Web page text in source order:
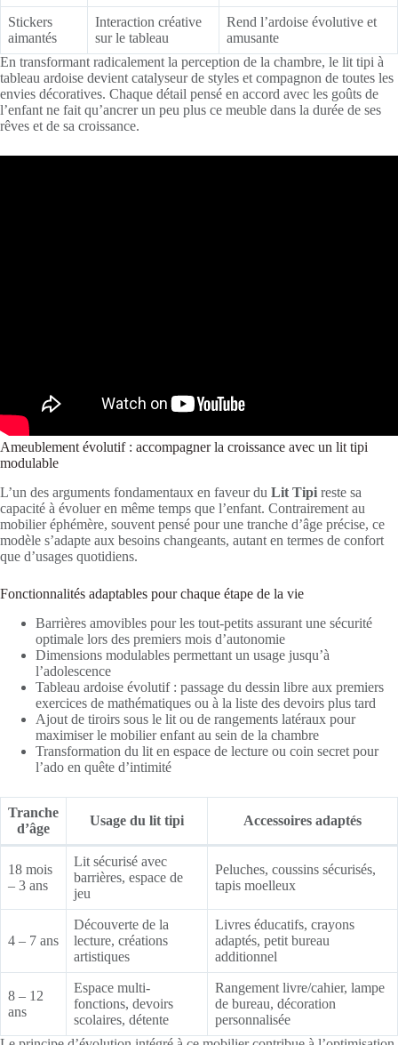
Stickers
aimantés
Interaction créative
sur le tableau
Rend l’ardoise évolutive et
amusante
En transformant radicalement la perception de la chambre, le lit tipi à
tableau ardoise devient catalyseur de styles et compagnon de toutes les
envies décoratives. Chaque détail pensé en accord avec les goûts de
l’enfant ne fait qu’ancrer un peu plus ce meuble dans la durée de ses
rêves et de sa croissance.
Ameublement évolutif : accompagner la croissance avec un lit tipi
modulable
L’un des arguments fondamentaux en faveur du Lit Tipi reste sa
capacité à évoluer en même temps que l’enfant. Contrairement au
mobilier éphémère, souvent pensé pour une tranche d’âge précise, ce
modèle s’adapte aux besoins changeants, autant en termes de confort
que d’usages quotidiens.
Fonctionnalités adaptables pour chaque étape de la vie
Barrières amovibles pour les tout-petits assurant une sécurité
optimale lors des premiers mois d’autonomie
Dimensions modulables permettant un usage jusqu’à
l’adolescence
Tableau ardoise évolutif : passage du dessin libre aux premiers
exercices de mathématiques ou à la liste des devoirs plus tard
Ajout de tiroirs sous le lit ou de rangements latéraux pour
maximiser le mobilier enfant au sein de la chambre
Transformation du lit en espace de lecture ou coin secret pour
l’ado en quête d’intimité
Tranche
d’âge
Usage du lit tipi Accessoires adaptés
18 mois
– 3 ans
Lit sécurisé avec
barrières, espace de
jeu
Peluches, coussins sécurisés,
tapis moelleux
4 – 7 ans
Découverte de la
lecture, créations
artistiques
Livres éducatifs, crayons
adaptés, petit bureau
additionnel
8 – 12
ans
Espace multi-
fonctions, devoirs
scolaires, détente
Rangement livre/cahier, lampe
de bureau, décoration
personnalisée